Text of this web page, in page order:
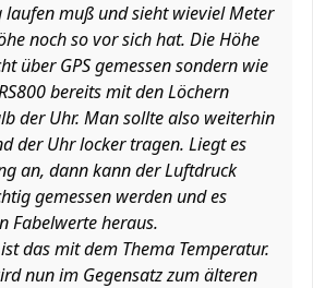
laufen muß und sieht wieviel Meter
noch so vor sich hat. Die Höhe
über GPS gemessen sondern wie
bereits mit den Löchern
der Uhr. Man sollte also weiterhin
der Uhr locker tragen. Liegt es
an, dann kann der Luftdruck
gemessen werden und es
Fabelwerte heraus.
das mit dem Thema Temperatur.
nun im Gegensatz zum älteren